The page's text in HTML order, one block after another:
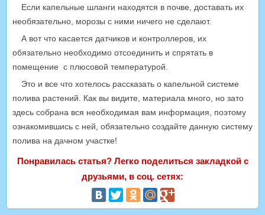
Если капельные шланги находятся в почве, доставать их
необязательно, морозы с ними ничего не сделают.
А вот что касается датчиков и контроллеров, их
обязательно необходимо отсоединить и спрятать в
помещение с плюсовой температурой.
Это и все что хотелось рассказать о капельной системе
полива растений. Как вы видите, материала много, но зато
здесь собрана вся необходимая вам информация, поэтому
ознакомившись с ней, обязательно создайте данную систему
полива на дачном участке!
Понравилась статья? Легко поделиться закладкой с
друзьями, в соц. сетях: